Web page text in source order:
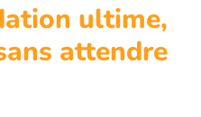
ultime,
attendre